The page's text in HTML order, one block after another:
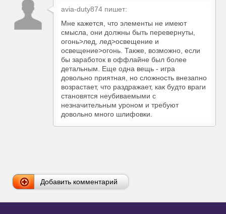
avia-duty874 пишет:
Мне кажется, что элементы не имеют
смысла, они должны быть перевернуты,
огонь>лед, лед>освещение и
освещение>огонь. Также, возможно, если
бы заработок в оффлайне был более
детальным. Еще одна вещь - игра
довольно приятная, но сложность внезапно
возрастает, что раздражает, как будто враги
становятся неубиваемыми с
незначительным уроном и требуют
довольно много шлифовки.
Добавить комментарий